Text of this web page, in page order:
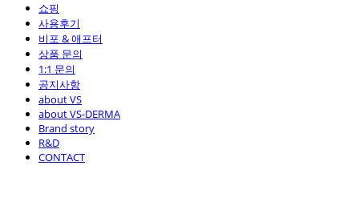
쇼핑
사용후기
비포 & 애프터
상품 문의
1:1 문의
공지사항
about VS
about VS-DERMA
Brand story
R&D
CONTACT